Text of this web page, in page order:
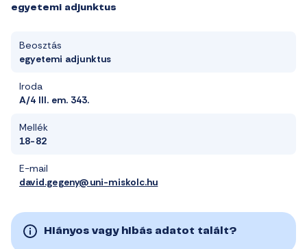
egyetemi adjunktus
Beosztás
egyetemi adjunktus
Iroda
A/4 III. em. 343.
Mellék
18-82
E-mail
david.gegeny@uni-miskolc.hu
Hiányos vagy hibás adatot talált?